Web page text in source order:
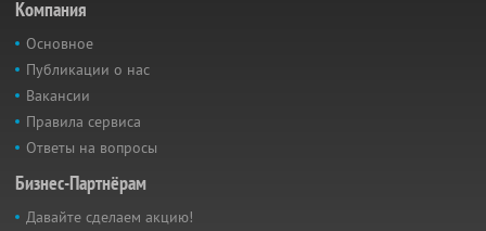
Компания
Основное
Публикации о нас
Вакансии
Правила сервиса
Ответы на вопросы
Бизнес-Партнёрам
Давайте сделаем акцию!